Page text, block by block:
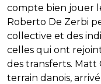
compte bien jouer
Roberto De Zerbi
collective et des
celles qui ont
des transferts. Matt
terrain danois,